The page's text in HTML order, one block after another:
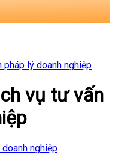
lý doanh nghiệp
vụ tư vấn